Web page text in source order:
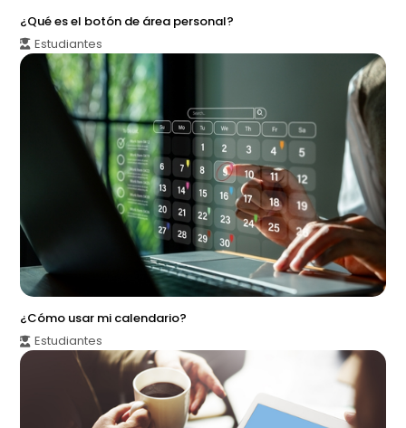
¿Qué es el botón de área personal?
Estudiantes
¿Cómo usar mi calendario?
Estudiantes